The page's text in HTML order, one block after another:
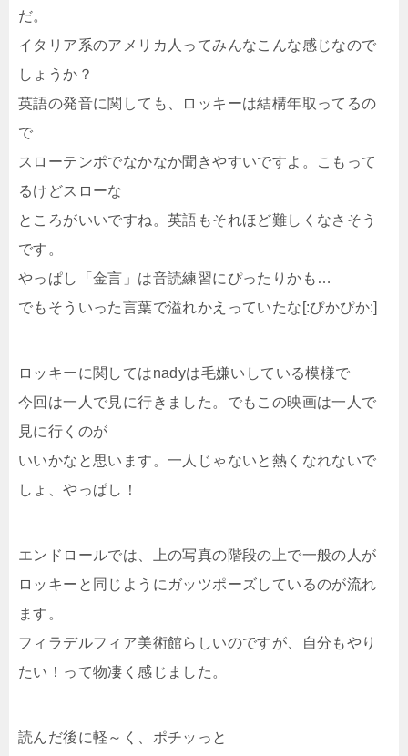
だ。
イタリア系のアメリカ人ってみんなこんな感じなので
しょうか？
英語の発音に関しても、ロッキーは結構年取ってるの
で
スローテンポでなかなか聞きやすいですよ。こもって
るけどスローな
ところがいいですね。英語もそれほど難しくなさそう
です。
やっぱし「金言」は音読練習にぴったりかも…
でもそういった言葉で溢れかえっていたな[:ぴかぴか:]
ロッキーに関してはnadyは毛嫌いしている模様で
今回は一人で見に行きました。でもこの映画は一人で
見に行くのが
いいかなと思います。一人じゃないと熱くなれないで
しょ、やっぱし！
エンドロールでは、上の写真の階段の上で一般の人が
ロッキーと同じようにガッツポーズしているのが流れ
ます。
フィラデルフィア美術館らしいのですが、自分もやり
たい！って物凄く感じました。
読んだ後に軽～く、ポチッっと